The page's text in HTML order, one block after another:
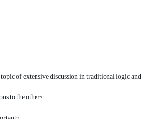
of extensive discussion in traditional logic
to the other?